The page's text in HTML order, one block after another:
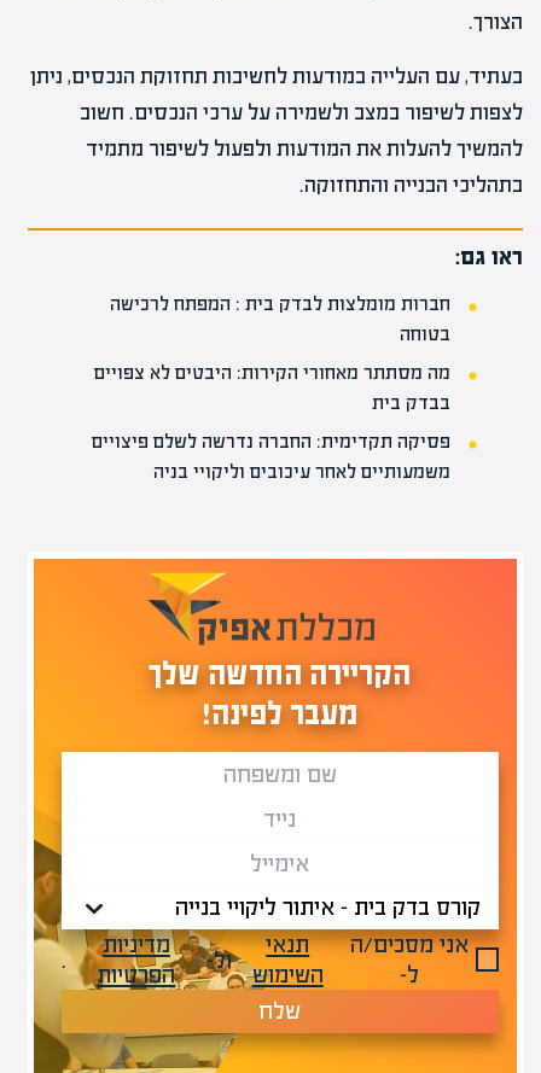
הצורך.
בעתיד, עם העלייה במודעות לחשיבות תחזוקת הנכסים, ניתן
לצפות לשיפור במצב ולשמירה על ערכי הנכסים. חשוב
להמשיך להעלות את המודעות ולפעול לשיפור מתמיד
בתהליכי הבנייה והתחזוקה.
ראו גם:
חברות מומלצות לבדק בית : המפתח לרכישה
בטוחה
מה מסתתר מאחורי הקירות: היבטים לא צפויים
בבדק בית
פסיקה תקדימית: החברה נדרשה לשלם פיצויים
משמעותיים לאחר עיכובים וליקויי בניה
הקריירה החדשה שלך
מעבר לפינה!
אני מסכים/ה
ל-
תנאי
השימוש
ול-
מדיניות
הפרטיות
.
שלח